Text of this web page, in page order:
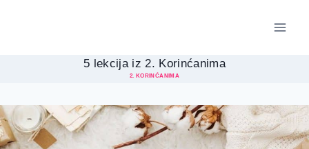
5 lekcija iz 2. Korinćanima
2. KORINĆANIMA